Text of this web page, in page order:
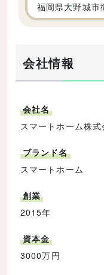
福岡県大野城市
会社情報
会社名
スマートホーム株式
ブランド名
スマートホーム
創業
2015年
資本金
3000万円